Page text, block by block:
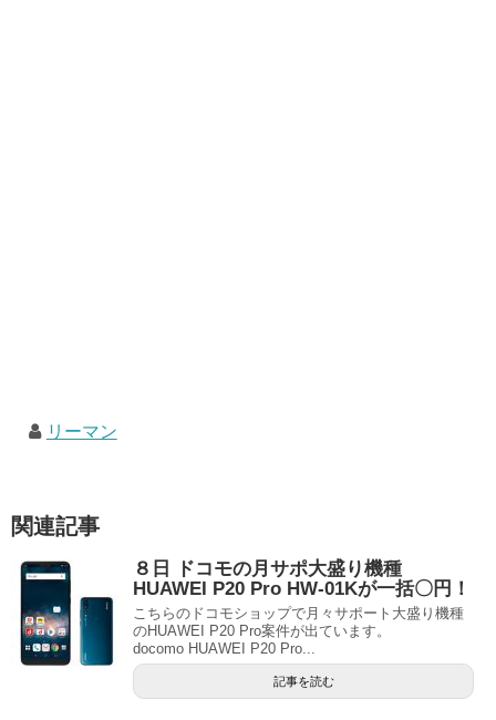
リーマン
関連記事
８日 ドコモの月サポ大盛り機種
HUAWEI P20 Pro HW-01Kが一括〇円！
こちらのドコモショップで月々サポート大盛り機種
のHUAWEI P20 Pro案件が出ています。
docomo HUAWEI P20 Pro...
記事を読む